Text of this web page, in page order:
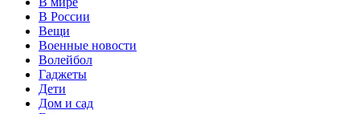
В России
Вещи
Военные новости
Волейбол
Гаджеты
Дети
Дом и сад